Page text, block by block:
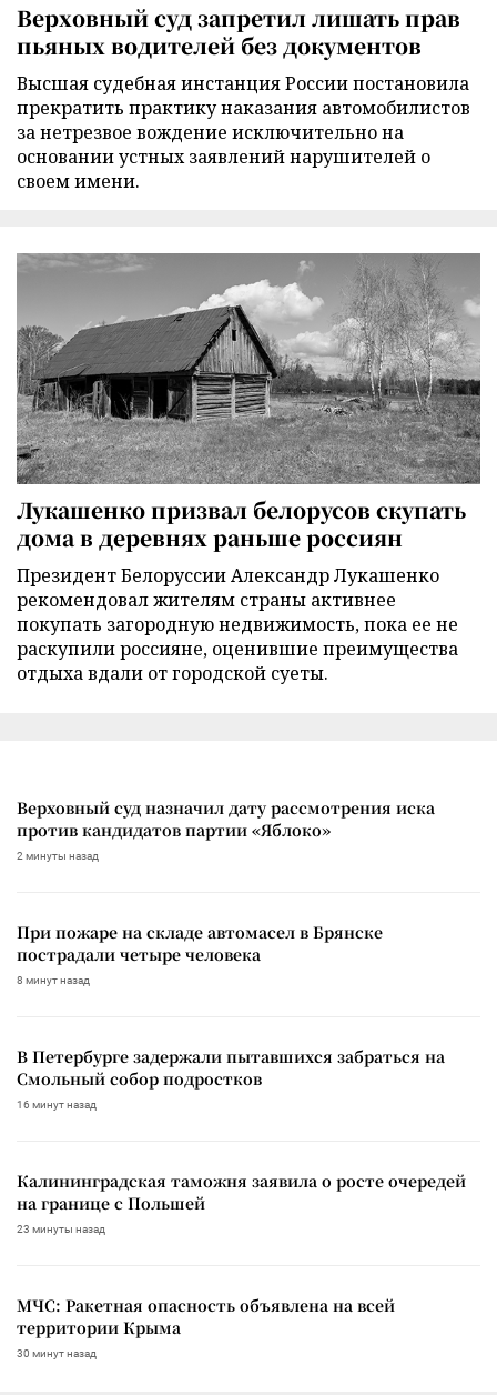
Верховный суд запретил лишать прав
пьяных водителей без документов
Высшая судебная инстанция России постановила
прекратить практику наказания автомобилистов
за нетрезвое вождение исключительно на
основании устных заявлений нарушителей о
своем имени.
Лукашенко призвал белорусов скупать
дома в деревнях раньше россиян
Президент Белоруссии Александр Лукашенко
рекомендовал жителям страны активнее
покупать загородную недвижимость, пока ее не
раскупили россияне, оценившие преимущества
отдыха вдали от городской суеты.
Верховный суд назначил дату рассмотрения иска
против кандидатов партии «Яблоко»
2 минуты назад
При пожаре на складе автомасел в Брянске
пострадали четыре человека
8 минут назад
В Петербурге задержали пытавшихся забраться на
Смольный собор подростков
16 минут назад
Калининградская таможня заявила о росте очередей
на границе с Польшей
23 минуты назад
МЧС: Ракетная опасность объявлена на всей
территории Крыма
30 минут назад